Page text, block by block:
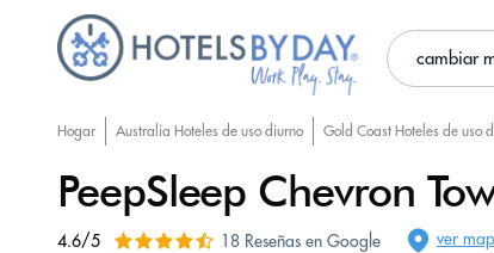
cambiar
Hogar Australia Hoteles de uso diurno Gold Coast Hoteles de uso
PeepSleep Chevron
4.6/5 18 Reseñas en Google ver